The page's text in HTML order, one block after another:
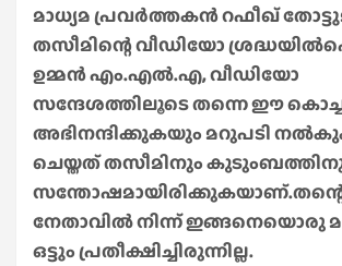
മാധ്യമ പ്രവർത്തകൻ റഫീഖ്‌
തസീമിന്റെ വീഡിയോ
ഉമ്മൻ എം.എൽ.എ, വീഡിയോ
സന്ദേശത്തിലൂടെ തന്നെ ഈ
അഭിനന്ദിക്കുകയും മറുപടി
ചെയ്തത് തസീമിനും
സന്തോഷമായിരിക്കുകയാണ്.തന്റെ
നേതാവിൽ നിന്ന് ഇങ്ങനെയൊരു
ഒട്ടും പ്രതീക്ഷിച്ചിരുന്നില്ല.